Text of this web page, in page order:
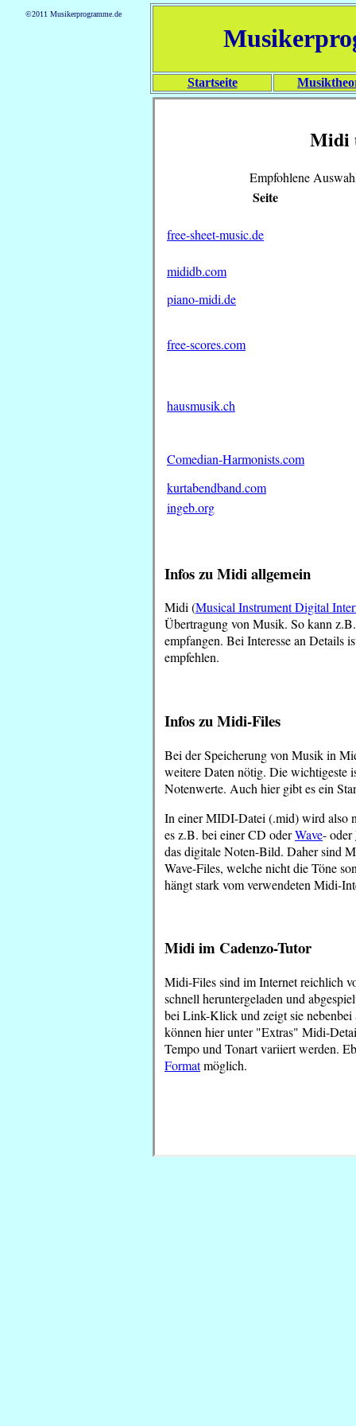
©2011 Musikerprogramme.de
Startseite
Midi
Empfohlene
Seite
free-sheet-music.de
mididb.com
piano-midi.de
free-scores.com
hausmusik.ch
Comedian-Harmonists.com
kurtabendband.com
ingeb.org
Infos zu Midi allgemein
Midi (Musical Instrument Digital
Übertragung von Musik. So kann
empfangen. Bei Interesse an Details
empfehlen.
Infos zu Midi-Files
Bei der Speicherung von Musik in
weitere Daten nötig. Die wichtigeste
Notenwerte. Auch hier gibt es ein
In einer MIDI-Datei (.mid) wird also
es z.B. bei einer CD oderWave- oder
das digitale Noten-Bild. Daher sind
Wave-Files, welche nicht die Töne
hängt stark vom verwendeten Midi-
Midi im Cadenzo-Tutor
Midi-Files sind im Internet reichlich
schnell heruntergeladen und
bei Link-Klick und zeigt sie
können hier unter "Extras" Midi-
Tempo und Tonart variiert werden.
Formatmöglich.